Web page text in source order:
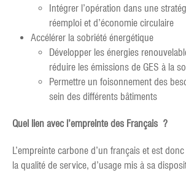
Intégrer l’opération dans une
réemploi et d’économie circulaire
Accélérer la sobriété énergétique
Développer les énergies
réduire les émissions de GES à la
Permettre un foisonnement des
sein des différents bâtiments
Quel lien avec l’empreinte des Français ?
L’empreinte carbone d’un français et est
la qualité de service, d’usage mis à sa